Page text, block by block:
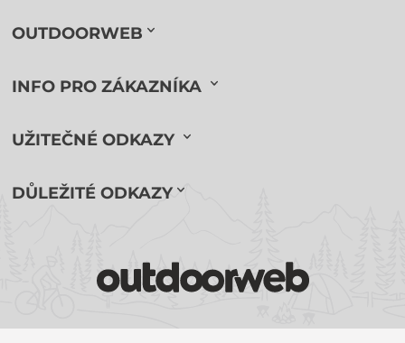
OUTDOORWEB
INFO PRO ZÁKAZNÍKA
UŽITEČNÉ ODKAZY
DŮLEŽITÉ ODKAZY